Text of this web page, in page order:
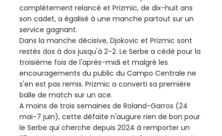
complétement relancé et Prizmic, de dix-huit ans
son cadet, a égalisé à une manche partout sur un
service gagnant.
Dans la manche décisive, Djokovic et Prizmic sont
restés dos à dos jusqu'à 2-2. Le Serbe a cédé pour la
troisième fois de l'après-midi et malgré les
encouragements du public du Campo Centrale ne
s'en est pas remis. Prizmic a converti sa première
balle de match sur un ace.
A moins de trois semaines de Roland-Garros (24
mai-7 juin), cette défaite n'augure rien de bon pour
le Serbe qui cherche depuis 2024 à remporter un